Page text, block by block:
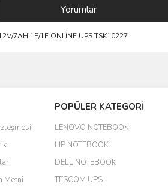
Yorumlar
7AH 1F/1F ONLİNE UPS TSK10227
olsa daha hoş olurdu
Metni
POPÜLER KATEGORİ
LENOVO NOTEBOOK
HP NOTEBOOK
DELL NOTEBOOK
TESCOM UPS